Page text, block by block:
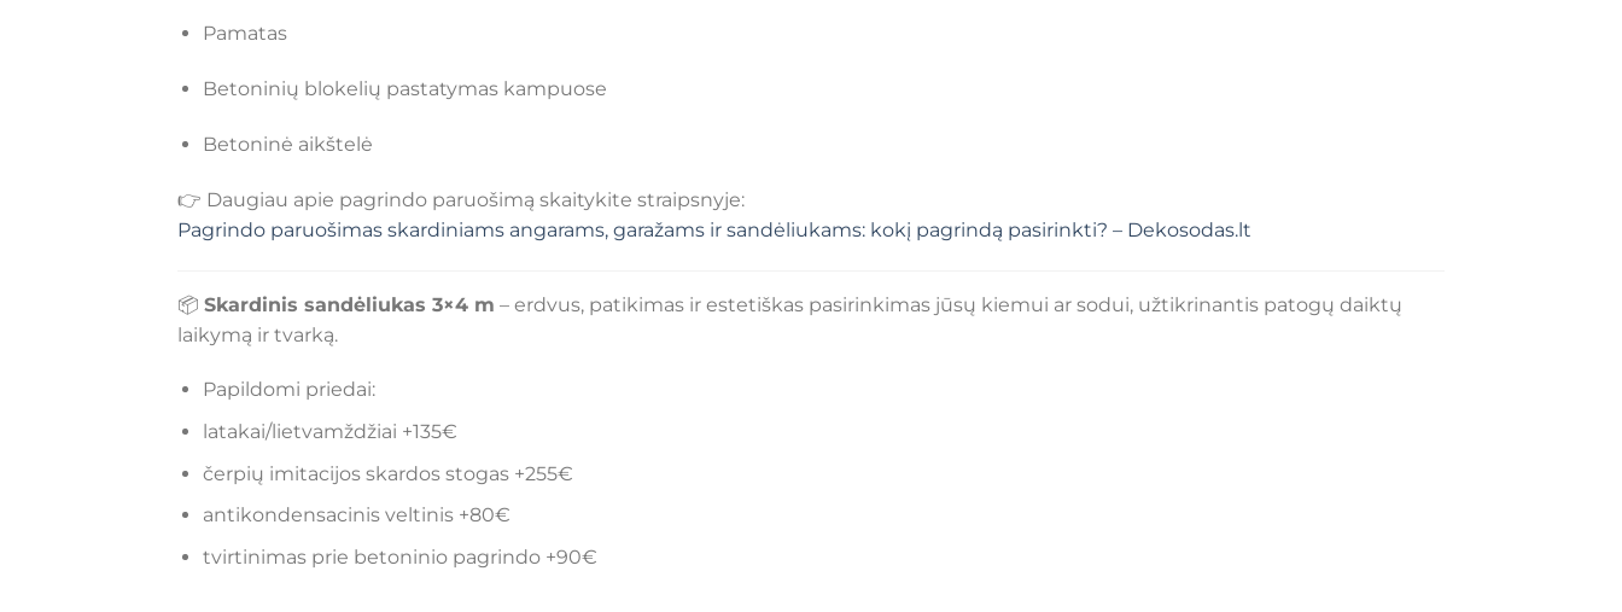
Pamatas
Betoninių blokelių pastatymas kampuose
Betoninė aikštelė
👉 Daugiau apie pagrindo paruošimą skaitykite straipsnyje:
Pagrindo paruošimas skardiniams angarams, garažams ir sandėliukams: kokį pagrindą pasirinkti? – Dekosodas.lt
📦 Skardinis sandėliukas 3×4 m – erdvus, patikimas ir estetiškas pasirinkimas jūsų kiemui ar sodui, užtikrinantis patogų daiktų
laikymą ir tvarką.
Papildomi priedai:
latakai/lietvamždžiai +135€
čerpių imitacijos skardos stogas +255€
antikondensacinis veltinis +80€
tvirtinimas prie betoninio pagrindo +90€